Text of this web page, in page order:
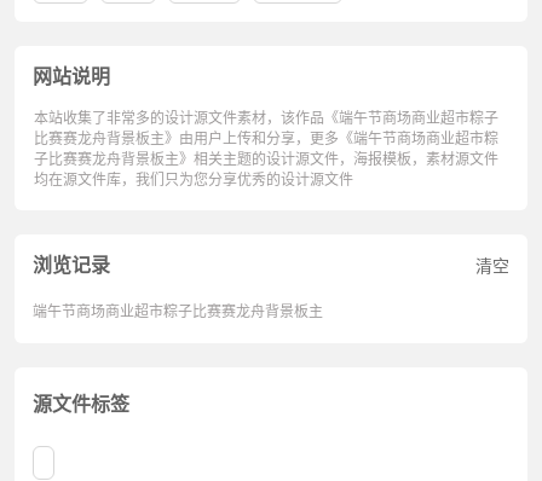
网站说明
本站收集了非常多的设计源文件素材，该作品《端午节商场商业超市粽子
比赛赛龙舟背景板主》由用户上传和分享，更多《端午节商场商业超市粽
子比赛赛龙舟背景板主》相关主题的设计源文件，海报模板，素材源文件
均在源文件库，我们只为您分享优秀的设计源文件
浏览记录 清空
端午节商场商业超市粽子比赛赛龙舟背景板主
源文件标签